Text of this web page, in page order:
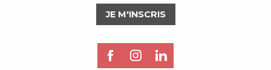
JE M'INSCRIS